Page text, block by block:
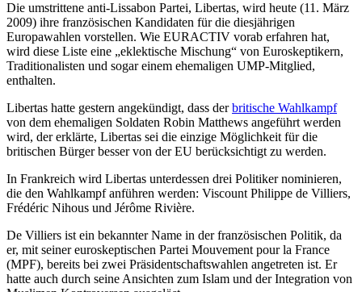
Die umstrittene anti-Lissabon Partei, Libertas, wird heute (11. März
2009) ihre französischen Kandidaten für die diesjährigen
Europawahlen vorstellen. Wie EURACTIV vorab erfahren hat,
wird diese Liste eine „eklektische Mischung“ von Euroskeptikern,
Traditionalisten und sogar einem ehemaligen UMP-Mitglied,
enthalten.
Libertas hatte gestern angekündigt, dass derbritische Wahlkampf
von dem ehemaligen Soldaten Robin Matthews angeführt werden
wird, der erklärte, Libertas sei die einzige Möglichkeit für die
britischen Bürger besser von der EU berücksichtigt zu werden.
In Frankreich wird Libertas unterdessen drei Politiker nominieren,
die den Wahlkampf anführen werden: Viscount Philippe de Villiers,
Frédéric Nihous und Jérôme Rivière.
De Villiers ist ein bekannter Name in der französischen Politik, da
er, mit seiner euroskeptischen Partei Mouvement pour la France
(MPF), bereits bei zwei Präsidentschaftswahlen angetreten ist. Er
hatte auch durch seine Ansichten zum Islam und der Integration von